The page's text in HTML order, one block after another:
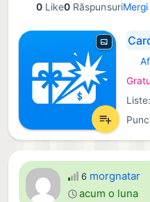
0Like0 Răspunsuri
iOS
Liste:
6 morgnatar
acum o luna